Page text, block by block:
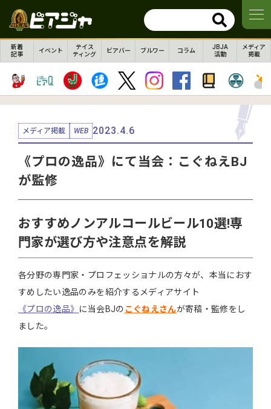
新着
記事
イベント
テイス
ティング
ビアバー ブルワー コラム
JBJA
活動
メディア
掲載
メディア掲載 WEB 2023.4.6
《プロの逸品》にて当会：こぐねえBJ
が監修
おすすめノンアルコールビール10選!専
門家が選び方や注意点を解説
各分野の専門家・プロフェッショナルの方々が、本当におす
すめしたい逸品のみを紹介するメディアサイト
《プロの逸品》 に当会BJの こぐねえさんが寄稿・監修をし
ました。